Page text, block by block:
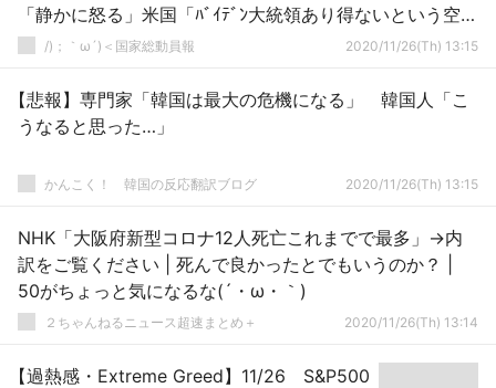
「静かに怒る」米国「ﾊﾞｲﾃﾞﾝ大統領あり得ないという空
気！」→
/)；｀ω´)＜国家総動員報 2020/11/26(Th) 13:15
【悲報】専門家「韓国は最大の危機になる」 韓国人「こ
うなると思った…」
かんこく！ 韓国の反応翻訳ブログ 2020/11/26(Th) 13:15
NHK「大阪府新型コロナ12人死亡これまでで最多」→内
訳をご覧ください | 死んで良かったとでもいうのか？ |
50がちょっと気になるな(´・ω・｀)
２ちゃんねるニュース超速まとめ＋ 2020/11/26(Th) 13:14
【過熱感・Extreme Greed】11/26 S&P500